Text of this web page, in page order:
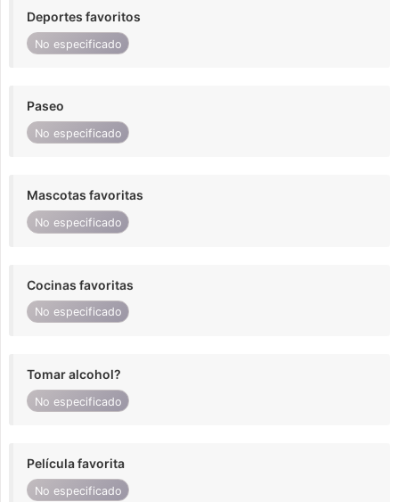
Deportes favoritos
No especificado
Paseo
No especificado
Mascotas favoritas
No especificado
Cocinas favoritas
No especificado
Tomar alcohol?
No especificado
Película favorita
No especificado